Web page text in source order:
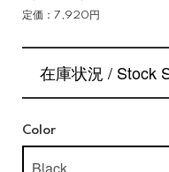
定価：7,920円
在庫状況 / Stock
Color